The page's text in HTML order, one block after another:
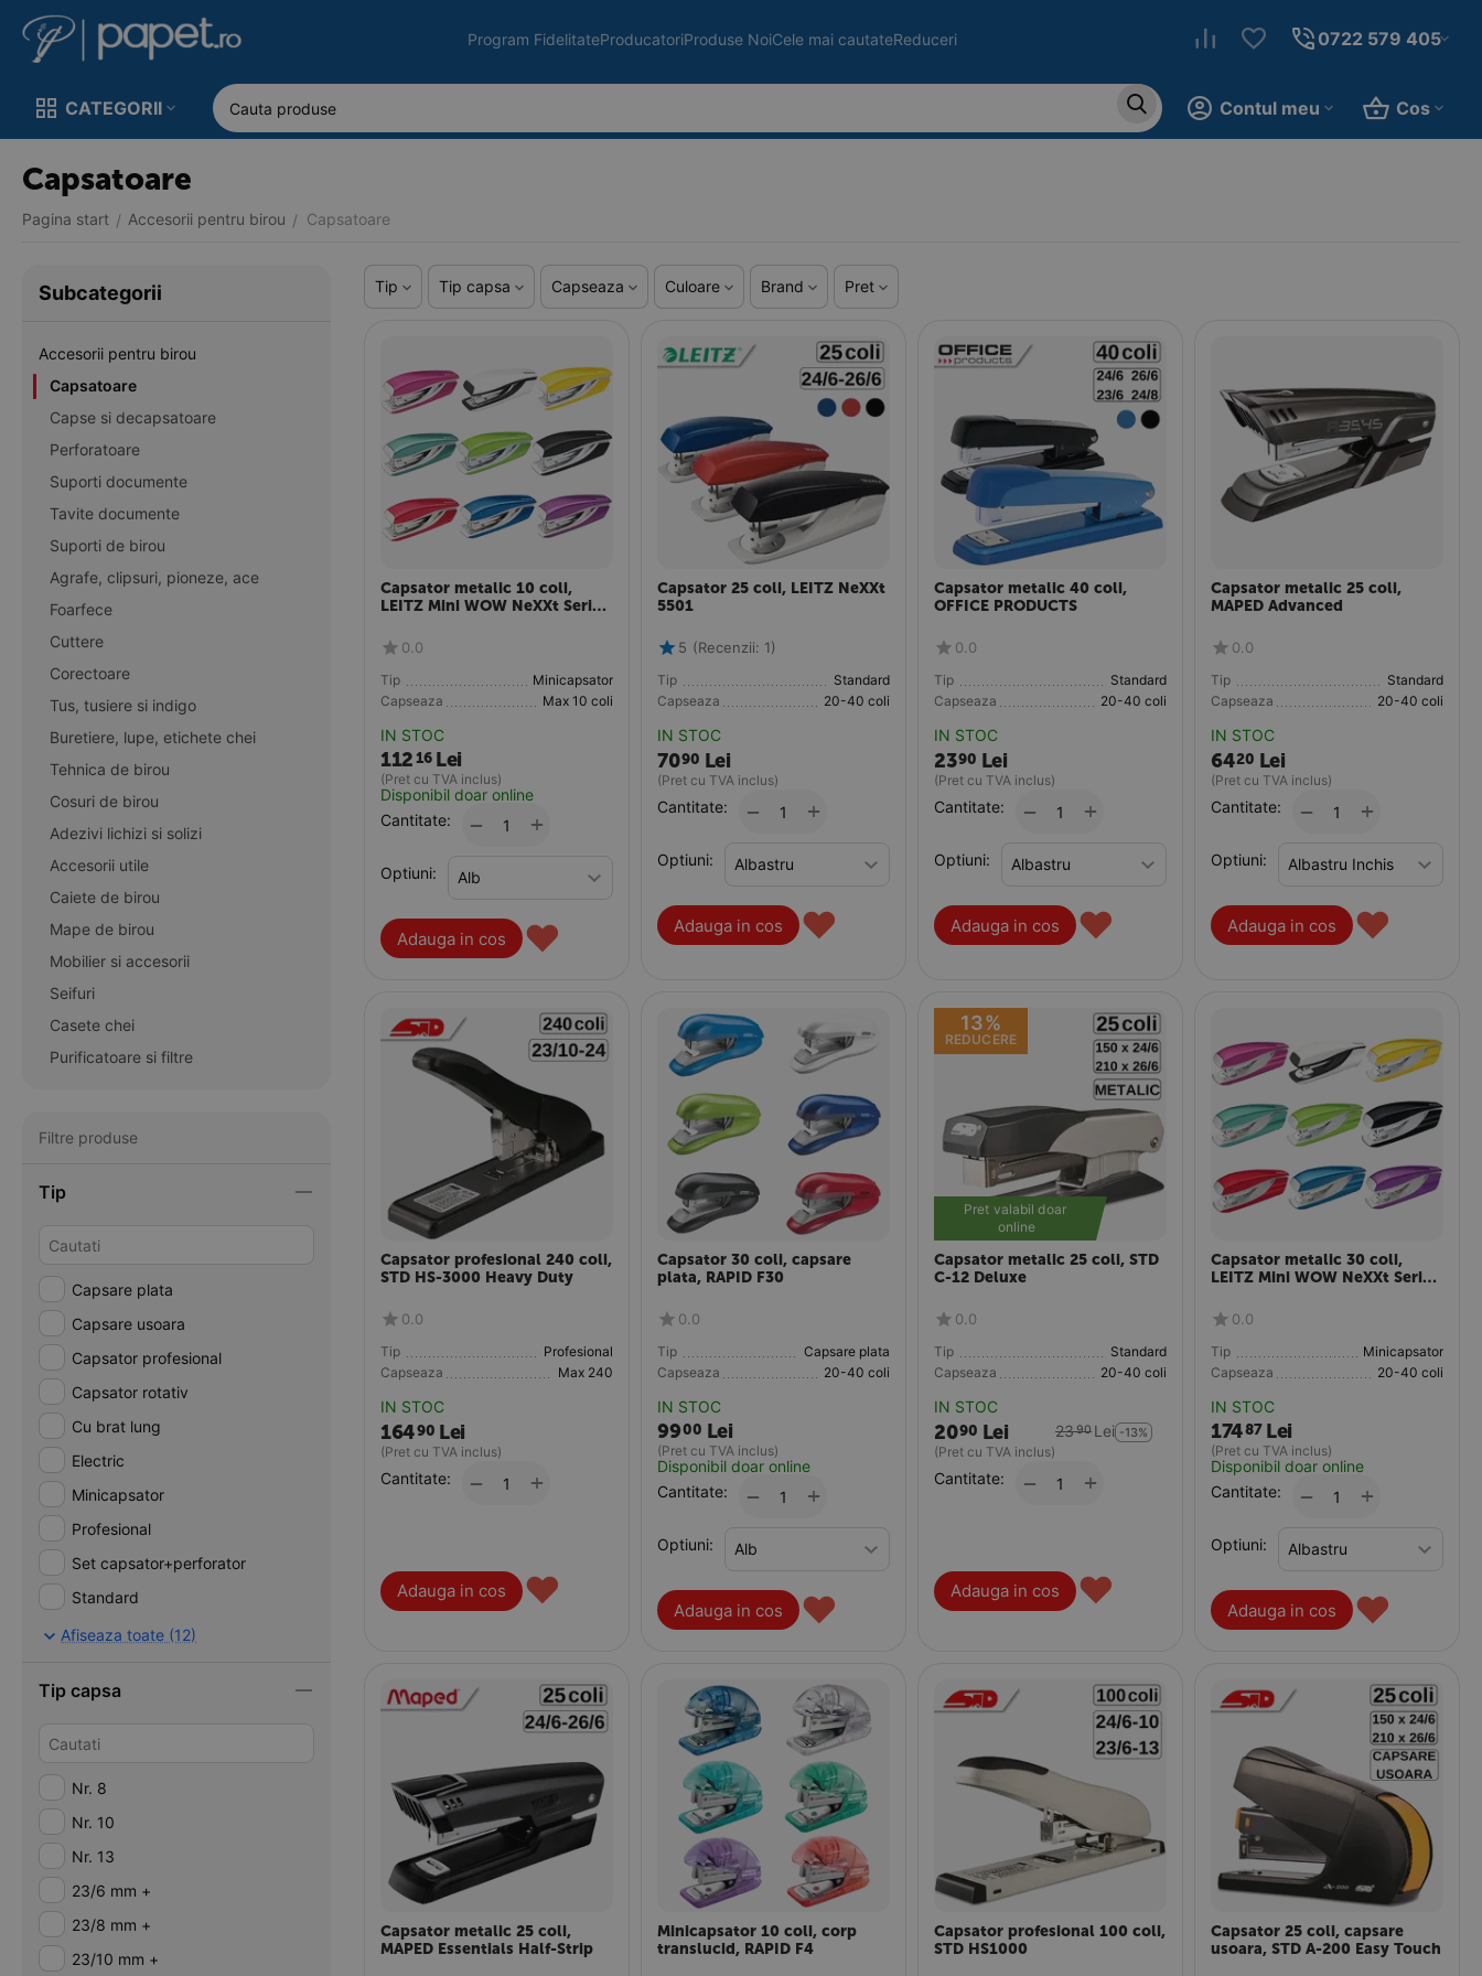
Program FidelitateProducatoriProduse NoiCele mai cautateReduceri 0722 579 405
CATEGORII Cos
Contul meu
Capsatoare
Pagina start / Accesorii pentru birou / Capsatoare
Tip Tip capsa Capseaza Culoare Brand Pret
Capsator metalic 10 coli,
LEITZ Mini WOW NeXXt Series
0.0
Tip
Minicapsator
Capseaza
Max 10 coli
IN STOC
11216 Lei
(Pret cu TVA inclus)
Disponibil doar online
Cantitate:
+
−
Optiuni:
Adauga in cos ♥
Capsator 25 coli, LEITZ NeXXt
5501
5 (Recenzii: 1)
Tip
Standard
Capseaza
20-40 coli
IN STOC
7090 Lei
(Pret cu TVA inclus)
Cantitate: +
−
Optiuni:
Adauga in cos ♥
Capsator metalic 40 coli,
OFFICE PRODUCTS
0.0
Tip
Standard
Capseaza
20-40 coli
IN STOC
2390 Lei
(Pret cu TVA inclus)
Cantitate: +
−
Optiuni:
Adauga in cos ♥
Capsator metalic 25 coli,
MAPED Advanced
0.0
Tip
Standard
Capseaza
20-40 coli
IN STOC
6420 Lei
(Pret cu TVA inclus)
Cantitate: +
−
Optiuni:
Adauga in cos ♥
Capsator profesional 240 coli,
STD HS-3000 Heavy Duty
0.0
Tip
Profesional
Capseaza
Max 240
IN STOC
16490 Lei
(Pret cu TVA inclus)
Cantitate: +
−
Adauga in cos ♥
Capsator 30 coli, capsare
plata, RAPID F30
0.0
Tip
Capsare plata
Capseaza
20-40 coli
IN STOC
9900 Lei
(Pret cu TVA inclus)
Disponibil doar online
Cantitate:
+
−
Optiuni:
Adauga in cos ♥
Pret valabil doar
online
13%
REDUCERE
Capsator metalic 25 coli, STD
C-12 Deluxe
0.0
Tip
Standard
Capseaza
20-40 coli
IN STOC
2090 Lei
(Pret cu TVA inclus)
2390 Lei -13%
Cantitate: +
−
Adauga in cos ♥
Capsator metalic 30 coli,
LEITZ Mini WOW NeXXt Series
0.0
Tip
Minicapsator
Capseaza
20-40 coli
IN STOC
17487 Lei
(Pret cu TVA inclus)
Disponibil doar online
Cantitate:
+
−
Optiuni:
Adauga in cos ♥
Capsator metalic 25 coli,
MAPED Essentials Half-Strip
Minicapsator 10 coli, corp
translucid, RAPID F4
Capsator profesional 100 coli,
STD HS1000
Capsator 25 coli, capsare
usoara, STD A-200 Easy Touch
Subcategorii
Accesorii pentru birou
Capsatoare
Capse si decapsatoare
Perforatoare
Suporti documente
Tavite documente
Suporti de birou
Agrafe, clipsuri, pioneze, ace
Foarfece
Cuttere
Corectoare
Tus, tusiere si indigo
Buretiere, lupe, etichete chei
Tehnica de birou
Cosuri de birou
Adezivi lichizi si solizi
Accesorii utile
Caiete de birou
Mape de birou
Mobilier si accesorii
Seifuri
Casete chei
Purificatoare si filtre
Filtre produse
Tip
Capsare plata
Capsare usoara
Capsator profesional
Capsator rotativ
Cu brat lung
Electric
Minicapsator
Profesional
Set capsator+perforator
Standard
Tacker (capsator mecanic)
Afiseaza toate (12)
Tip capsa
Nr. 8
Nr. 10
Nr. 13
23/6 mm +
23/8 mm +
23/10 mm +